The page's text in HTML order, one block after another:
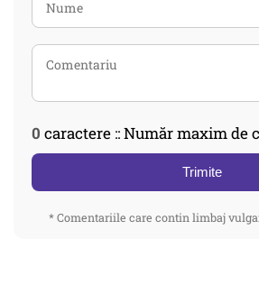
0 caractere :: Număr maxim de
Trimite
* Comentariile care contin limbaj